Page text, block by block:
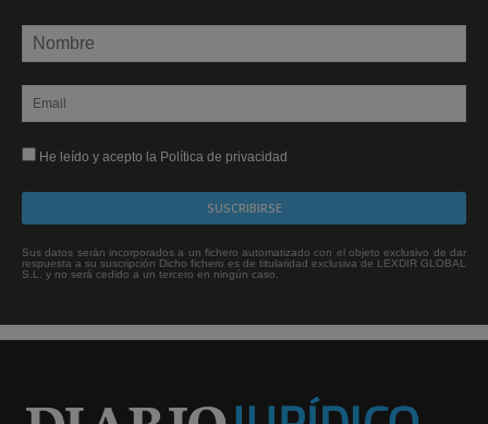
He leído y acepto la Política de privacidad
Sus datos serán incorporados a un fichero automatizado con el objeto exclusivo de dar
respuesta a su suscripción Dicho fichero es de titularidad exclusiva de LEXDIR GLOBAL
S.L. y no será cedido a un tercero en ningún caso.